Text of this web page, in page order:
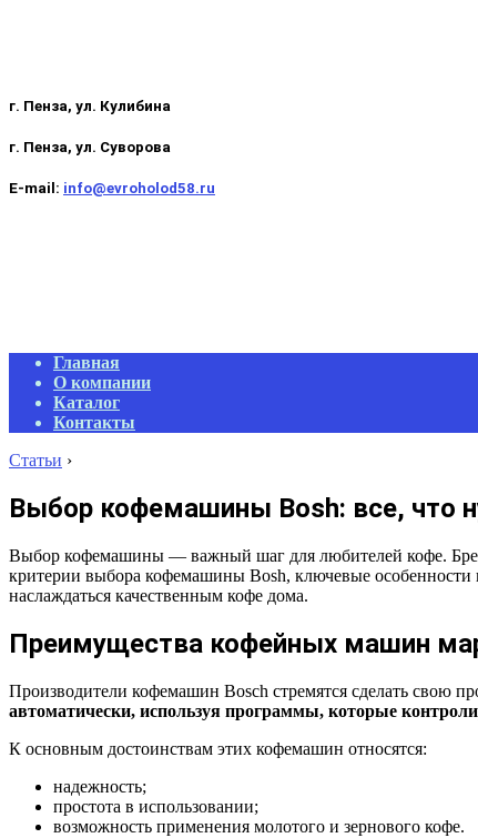
г. Пенза, ул. Кулибина
г. Пенза, ул. Суворова
E-mail: info@evroholod58.ru
Primary
Navigation
Menu
Главная
О компании
Каталог
Контакты
Статьи ›
Выбор кофемашины Bosh: все, что
Выбор кофемашины — важный шаг для любителей кофе.
критерии выбора кофемашины Bosh, ключевые
наслаждаться качественным кофе дома.
Преимущества кофейных машин
Производители кофемашин Bosch стремятся сделать свою
автоматически, используя программы, которые
К основным достоинствам этих кофемашин относятся:
надежность;
простота в использовании;
возможность применения молотого и зернового кофе.